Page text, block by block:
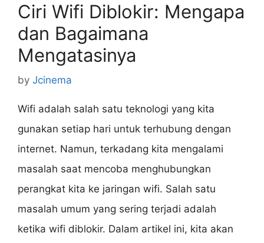
Ciri Wifi Diblokir: Mengapa
dan Bagaimana
Mengatasinya
by Jcinema
Wifi adalah salah satu teknologi yang kita
gunakan setiap hari untuk terhubung dengan
internet. Namun, terkadang kita mengalami
masalah saat mencoba menghubungkan
perangkat kita ke jaringan wifi. Salah satu
masalah umum yang sering terjadi adalah
ketika wifi diblokir. Dalam artikel ini, kita akan